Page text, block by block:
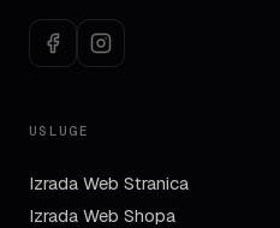
USLUGE
Izrada Web Stranica
Izrada Web Shopa